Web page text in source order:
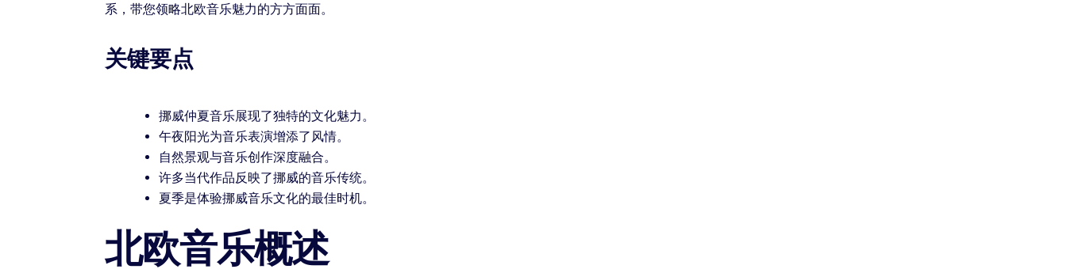
系，带您领略北欧音乐魅力的方方面面。
关键要点
挪威仲夏音乐展现了独特的文化魅力。
午夜阳光为音乐表演增添了风情。
自然景观与音乐创作深度融合。
许多当代作品反映了挪威的音乐传统。
夏季是体验挪威音乐文化的最佳时机。
北欧音乐概述